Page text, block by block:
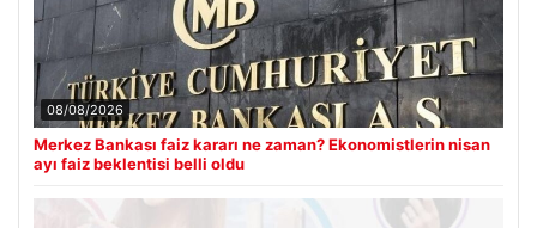
08/08/2026
Merkez Bankası faiz kararı ne zaman? Ekonomistlerin nisan
ayı faiz beklentisi belli oldu